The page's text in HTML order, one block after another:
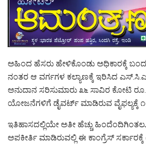
ಅಹಿಂದ ಹೆಸರು ಹೇಳಿಕೊಂಡು ಅಧಿಕಾರಕ್ಕೆ ಬಂದ
ನಂತರ ಆ ವರ್ಗಗಳ ಕಲ್ಯಾಣಕ್ಕೆ ಇರಿಸಿದ
ಅನುದಾನ ಸರಿಸುಮಾರು ೩೬ ಸಾವಿರ ಕೋಟಿ
ಯೋಜನೆಗಳಿಗೆ ಡೈವರ್ಟ್ ಮಾಡಿರುವ ವೈಫಲ್ಯಕ್ಕೆ
ಇತಿಹಾಸದಲ್ಲಿಯೇ ಅತೀ ಹೆಚ್ಚು
ಅಪಕೀರ್ತಿ ಮಾಡಿರುವಲ್ಲಿ ಈ ಕಾಂಗ್ರೆಸ್